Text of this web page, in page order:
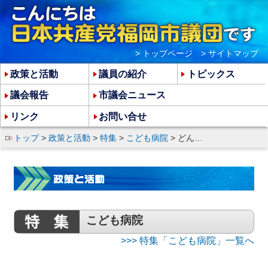
トップ> 政策と活動 > 特集 > こども病院 > どんたく2日間で6,310筆の署名あつまる
こども病院
>>> 特集「こども病院」一覧へ
政策と活動 議員の紹介 トピックス
議会報告 市議会ニュース
リンク お問い合せ
> トップページ > サイトマップ